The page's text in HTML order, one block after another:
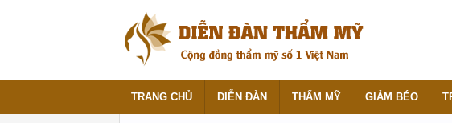
TRANG CHỦ DIỄN ĐÀN THẨM MỸ GIẢM BÉO